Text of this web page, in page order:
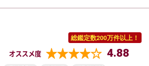
総鑑定数200万件以上！
オススメ度 4.88